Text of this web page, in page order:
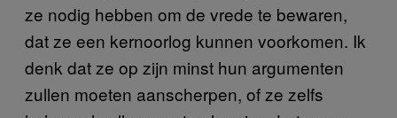
ze nodig hebben om de vrede te bewaren,
dat ze een kernoorlog kunnen voorkomen. Ik
denk dat ze op zijn minst hun argumenten
zullen moeten aanscherpen, of ze zelfs